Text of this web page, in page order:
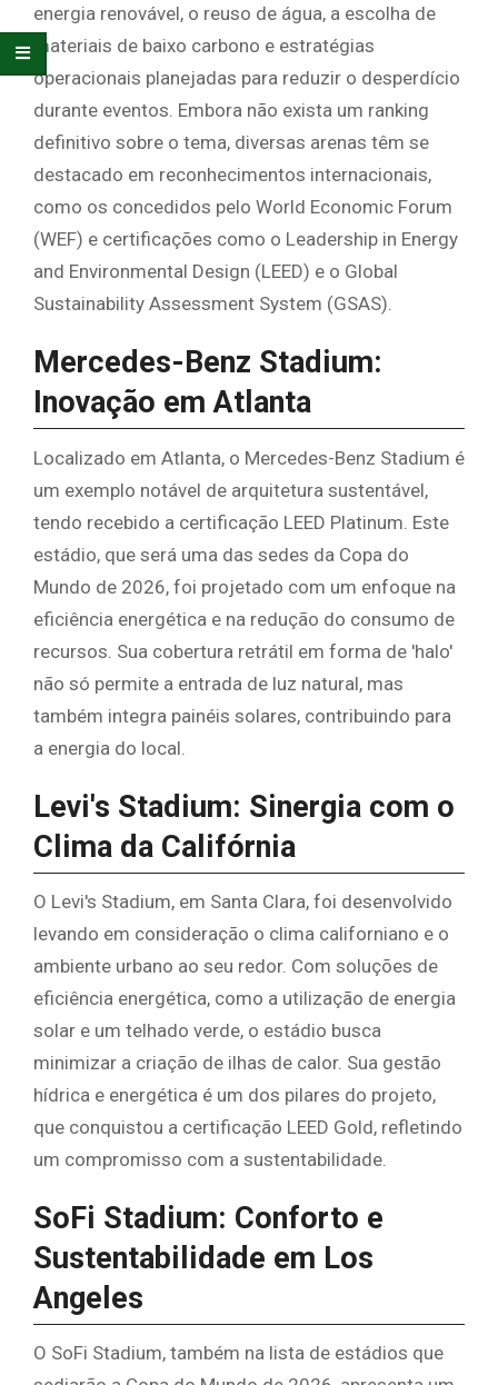
energia renovável, o reuso de água, a escolha de
materiais de baixo carbono e estratégias
operacionais planejadas para reduzir o desperdício
durante eventos. Embora não exista um ranking
definitivo sobre o tema, diversas arenas têm se
destacado em reconhecimentos internacionais,
como os concedidos pelo World Economic Forum
(WEF) e certificações como o Leadership in Energy
and Environmental Design (LEED) e o Global
Sustainability Assessment System (GSAS).
Mercedes-Benz Stadium:
Inovação em Atlanta
Localizado em Atlanta, o Mercedes-Benz Stadium é
um exemplo notável de arquitetura sustentável,
tendo recebido a certificação LEED Platinum. Este
estádio, que será uma das sedes da Copa do
Mundo de 2026, foi projetado com um enfoque na
eficiência energética e na redução do consumo de
recursos. Sua cobertura retrátil em forma de 'halo'
não só permite a entrada de luz natural, mas
também integra painéis solares, contribuindo para
a energia do local.
Levi's Stadium: Sinergia com o
Clima da Califórnia
O Levi's Stadium, em Santa Clara, foi desenvolvido
levando em consideração o clima californiano e o
ambiente urbano ao seu redor. Com soluções de
eficiência energética, como a utilização de energia
solar e um telhado verde, o estádio busca
minimizar a criação de ilhas de calor. Sua gestão
hídrica e energética é um dos pilares do projeto,
que conquistou a certificação LEED Gold, refletindo
um compromisso com a sustentabilidade.
SoFi Stadium: Conforto e
Sustentabilidade em Los
Angeles
O SoFi Stadium, também na lista de estádios que